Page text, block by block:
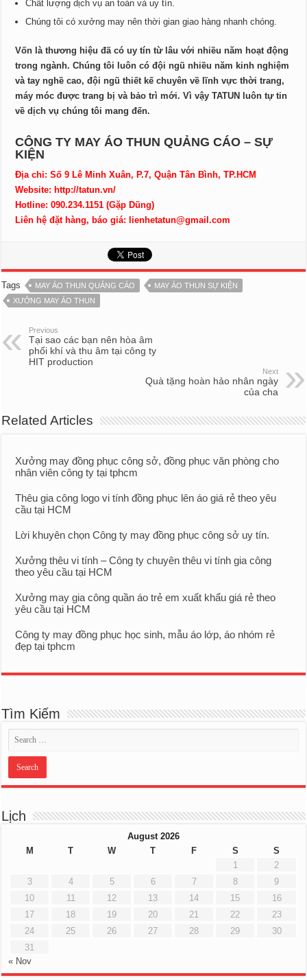
Chất lượng dịch vụ an toàn và uy tín.
Chúng tôi có xưởng may nên thời gian giao hàng nhanh chóng.
Vốn là thương hiệu đã có uy tín từ lâu với nhiều năm hoạt động
trong ngành. Chúng tôi luôn có đội ngũ nhiều năm kinh nghiệm
và tay nghề cao, đội ngũ thiết kế chuyên về lĩnh vực thời trang,
máy móc được trang bị và bảo trì mới. Vì vậy TATUN luôn tự tin
về dịch vụ chúng tôi mang đến.
CÔNG TY MAY ÁO THUN QUẢNG CÁO – SỰ
KIỆN
Địa chỉ: Số 9 Lê Minh Xuân, P.7, Quận Tân Bình, TP.HCM
Website: http://tatun.vn/
Hotline: 090.234.1151 (Gặp Dũng)
Liên hệ đặt hàng, báo giá: lienhetatun@gmail.com
Tags MAY ÁO THUN QUẢNG CÁO
MAY ÁO THUN SỰ KIỆN
XƯỞNG MAY ÁO THUN
Previous
Tại sao các bạn nên hòa âm
phối khí và thu âm tại công ty
HIT production
Next
Quà tặng hoàn hảo nhân ngày
của cha
Related Articles
Xưởng may đồng phục công sở, đồng phục văn phòng cho
nhân viên công ty tại tphcm
Thêu gia công logo vi tính đồng phục lên áo giá rẻ theo yêu
cầu tại HCM
Lời khuyên chọn Công ty may đồng phục công sở uy tín.
Xưởng thêu vi tính – Công ty chuyên thêu vi tính gia công
theo yêu cầu tại HCM
Xưởng may gia công quần áo trẻ em xuất khẩu giá rẻ theo
yêu cầu tại HCM
Công ty may đồng phục học sinh, mẫu áo lớp, áo nhóm rẻ
đẹp tại tphcm
Tìm Kiếm
Lịch
August 2026
M
T W T F S
S
1
2
3
4 5 6 7 8
9
10
11 12 13 14 15
16
17
18 19 20 21 22
23
24
25 26 27 28 29
30
31
« Nov